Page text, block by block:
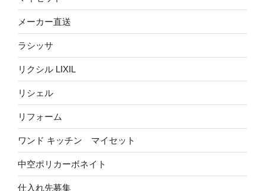
メーカー直送
ラシッサ
リクシル LIXIL
リシェル
リフォーム
ワンド キッチン マイセット
中空ポリカーボネイト
仕入れ先募集